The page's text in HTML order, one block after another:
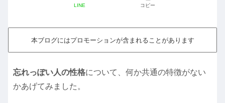
LINE コピー
本ブログにはプロモーションが含まれることがあります
忘れっぽい人の性格について、何か共通の特徴がない
かあげてみました。